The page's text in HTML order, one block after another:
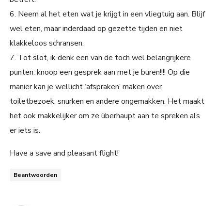
6. Neem al het eten wat je krijgt in een vliegtuig aan. Blijf
wel eten, maar inderdaad op gezette tijden en niet
klakkeloos schransen.
7. Tot slot, ik denk een van de toch wel belangrijkere
punten: knoop een gesprek aan met je buren!!!! Op die
manier kan je wellicht ‘afspraken’ maken over
toiletbezoek, snurken en andere ongemakken. Het maakt
het ook makkelijker om ze überhaupt aan te spreken als
er iets is.
Have a save and pleasant flight!
Beantwoorden